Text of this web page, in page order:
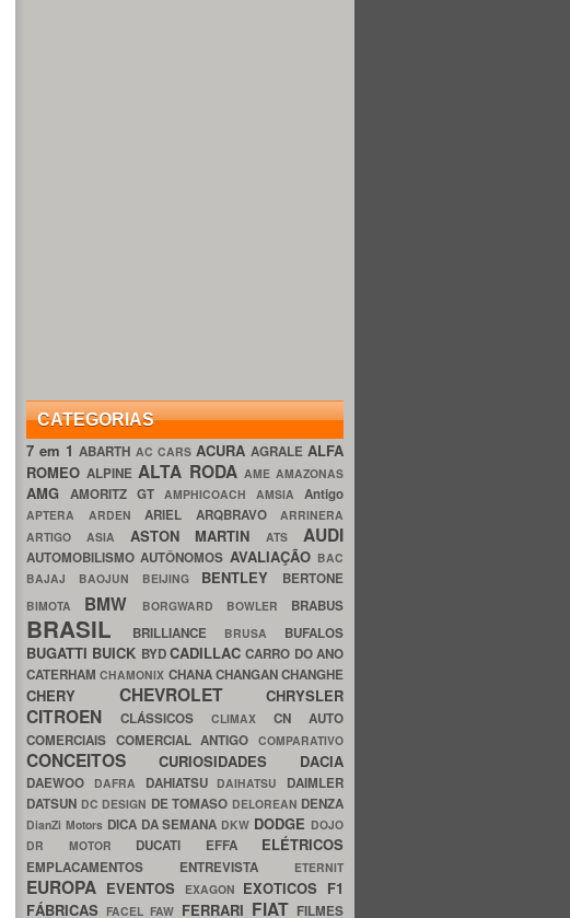
CATEGORIAS
7 em 1ABARTH AC CARS ACURA AGRALE ALFA
ROMEOALPINEALTA RODA AME AMAZONAS
AMG AMORITZ GT AMPHICOACH AMSIA Antigo
APTERA ARDEN ARIEL ARQBRAVO ARRINERA
ARTIGO ASIA ASTON MARTINATS AUDI
AUTOMOBILISMOAUTÔNOMOS AVALIAÇÃO BAC
BAJAJ BAOJUN BEIJING BENTLEY BERTONE
BIMOTA BMW BORGWARD BOWLER BRABUS
BRASIL BRILLIANCE BRUSA BUFALOS
BUGATTI BUICK BYDCADILLACCARRO DO ANO
CATERHAMCHAMONIX CHANACHANGANCHANGHE
CHERY CHEVROLET CHRYSLER
CITROEN CLÁSSICOS CLIMAX CN AUTO
COMERCIAIS COMERCIAL ANTIGOCOMPARATIVO
CONCEITOS CURIOSIDADES DACIA
DAEWOO DAFRA DAHIATSU DAIHATSU DAIMLER
DATSUN DC DESIGN DE TOMASO DELOREAN DENZA
DianZi Motors DICA DA SEMANA DKW DODGE DOJO
DR MOTOR DUCATI EFFA ELÉTRICOS
EMPLACAMENTOS ENTREVISTA ETERNIT
EUROPA EVENTOS EXAGON EXOTICOS F1
FÁBRICASFACELFAW FERRARI FIAT FILMES